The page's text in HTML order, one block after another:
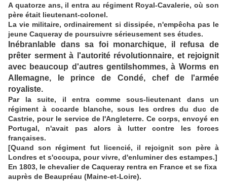
A quatorze ans, il entra au régiment Royal-Cavalerie, où son
père était lieutenant-colonel.
La vie militaire, ordinairement si dissipée, n'empêcha pas le
jeune Caqueray de poursuivre sérieusement ses études.
Inébranlable dans sa foi monarchique, il refusa de
prêter serment à l'autorité révolutionnaire, et rejoignit
avec beaucoup d'autres gentilshommes, à Worms en
Allemagne, le prince de Condé, chef de l'armée
royaliste.
Par la suite, il entra comme sous-lieutenant dans un
régiment à cocarde blanche, sous les ordres du duc de
Castrie, pour le service de l'Angleterre. Ce corps, envoyé en
Portugal, n'avait pas alors à lutter contre les forces
françaises.
[Quand son régiment fut licencié, il rejoignit son père à
Londres et s'occupa, pour vivre, d'enluminer des estampes.]
En 1803, le chevalier de Caqueray rentra en France et se fixa
auprès de Beaupréau (Maine-et-Loire).